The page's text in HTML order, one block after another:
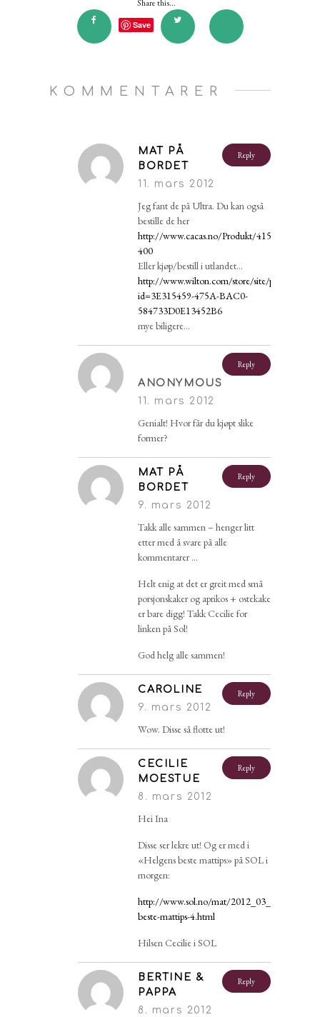
Share this...
Save
KOMMENTARER
Reply
MAT PÅ
BORDET
11. mars 2012
Jeg fant de på Ultra. Du kan også
bestille de her
http://www.cacas.no/Produkt/415-
400
Eller kjøp/bestill i utlandet…
http://www.wilton.com/store/site/product.cfm?
id=3E315459-475A-BAC0-
584733D0E13452B6
mye biligere…
Reply
ANONYMOUS
11. mars 2012
Genialt! Hvor får du kjøpt slike
former?
Reply
MAT PÅ
BORDET
9. mars 2012
Takk alle sammen – henger litt
etter med å svare på alle
kommentarer …
Helt enig at det er greit med små
porsjonskaker og aprikos + ostekake
er bare digg! Takk Cecilie for
linken på Sol!
God helg alle sammen!
Reply
CAROLINE
9. mars 2012
Wow. Disse så flotte ut!
Reply
CECILIE
MOESTUE
8. mars 2012
Hei Ina
Disse ser lekre ut! Og er med i
«Helgens beste mattips» på SOL i
morgen:
http://www.sol.no/mat/
beste-mattips-4.html
Hilsen Cecilie i SOL
Reply
BERTINE &
PAPPA
8. mars 2012